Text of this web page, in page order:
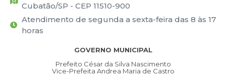
Cubatão/SP - CEP 11510-900
Atendimento de segunda a sexta-feira das 8 às 17
horas
GOVERNO MUNICIPAL
Prefeito César da Silva Nascimento
Vice-Prefeita Andrea Maria de Castro